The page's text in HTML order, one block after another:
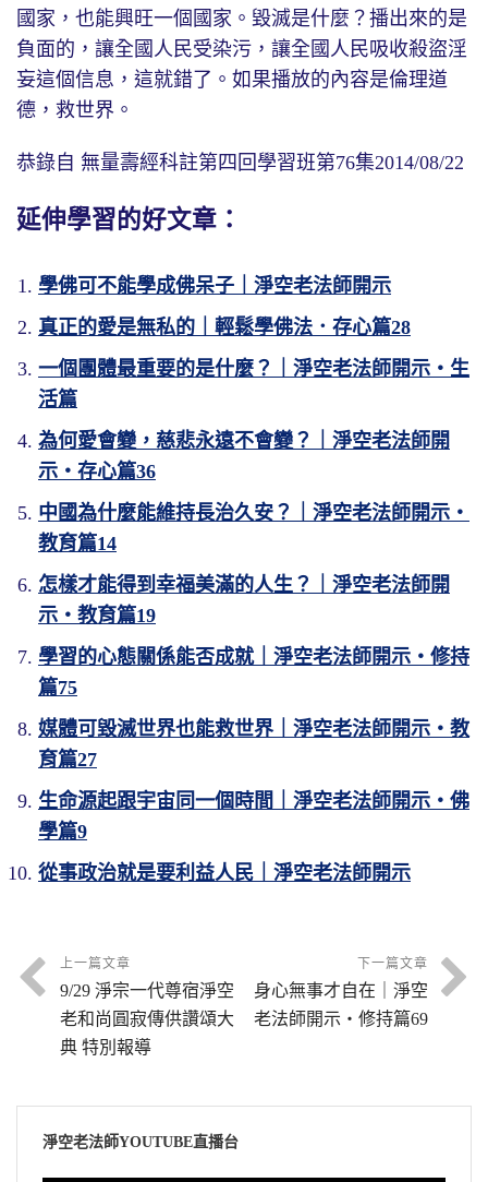
國家，也能興旺一個國家。毀滅是什麼？播出來的是
負面的，讓全國人民受染污，讓全國人民吸收殺盜淫
妄這個信息，這就錯了。如果播放的內容是倫理道
德，救世界。
恭錄自 無量壽經科註第四回學習班第76集2014/08/22
延伸學習的好文章：
學佛可不能學成佛呆子｜淨空老法師開示
真正的愛是無私的｜輕鬆學佛法．存心篇28
一個團體最重要的是什麼？｜淨空老法師開示・生
活篇
為何愛會變，慈悲永遠不會變？｜淨空老法師開
示・存心篇36
中國為什麼能維持長治久安？｜淨空老法師開示・
教育篇14
怎樣才能得到幸福美滿的人生？｜淨空老法師開
示・教育篇19
學習的心態關係能否成就｜淨空老法師開示・修持
篇75
媒體可毀滅世界也能救世界｜淨空老法師開示・教
育篇27
生命源起跟宇宙同一個時間｜淨空老法師開示・佛
學篇9
從事政治就是要利益人民｜淨空老法師開示
上一篇文章
9/29 淨宗一代尊宿淨空
老和尚圓寂傳供讚頌大
典 特別報導
下一篇文章
身心無事才自在｜淨空
老法師開示・修持篇69
淨空老法師YOUTUBE直播台